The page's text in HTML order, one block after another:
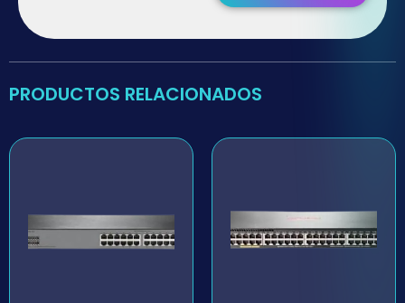
PRODUCTOS RELACIONADOS